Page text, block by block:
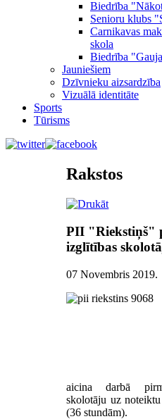
Biedrība
Senioru klubs
Carnikavas
skola
Biedrība
Jauniešiem
Dzīvnieku aizsardzība
Vizuālā identitāte
Sports
Tūrisms
Rakstos
PII "Riekstiņš"
izglītības
07 Novembris 2019.
aicina darbā
skolotāju uz
(36 stundām).